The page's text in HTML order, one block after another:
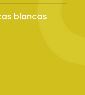
blancas